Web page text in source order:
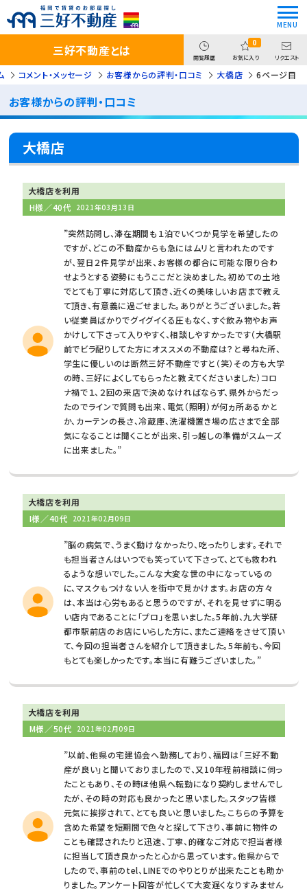
三好不動産とは 閲覧履歴
0
お気に入り リクエスト
コメント・メッセージ お客様からの評判・口コミ 大橋店 6ページ目
お客様からの評判・口コミ
大橋店
大橋店を利用
H様／40代 2021年03月13日
”突然訪問し、滞在期間も１泊でいくつか見学を希望したの
ですが、どこの不動産からも急にはムリと言われたのです
が、翌日２件見学が出来、お客様の都合に可能な限り合わ
せようとする姿勢にもうここだと決めました。初めての土地
でとても丁寧に対応して頂き、近くの美味しいお店まで教え
て頂き、有意義に過ごせました。ありがとうございました。若
い従業員ばかりでグイグイくる圧もなく、すぐ飲み物やお声
かけして下さって入りやすく、相談しやすかったです（大橋駅
前でビラ配りしてた方にオススメの不動産は？と尋ねた所、
学生に優しいのは断然三好不動産ですと（笑）その方も大学
の時、三好によくしてもらったと教えてくださいました）コロ
ナ禍で１、２回の来店で決めなければならず、県外からだっ
たのでラインで質問も出来、電気（照明）が何ヵ所あるかと
か、カーテンの長さ、冷蔵庫、洗濯機置き場の広さまで全部
気になることは聞くことが出来、引っ越しの準備がスムーズ
に出来ました。”
大橋店を利用
I様／40代 2021年02月09日
”脳の病気で、うまく動けなかったり、吃ったりします。それで
も担当者さんはいつでも笑っていて下さって、とても救われ
るような想いでした。こんな大変な世の中になっているの
に、マスクもつけない人を街中で見かけます。お店の方々
は、本当は心労もあると思うのですが、それを見せずに明る
い店内であることに「プロ」を思いました。5年前、九大学研
都市駅前店のお店にいらした方に、またご連絡をさせて頂い
て、今回の担当者さんを紹介して頂きました。5年前も、今回
もとても楽しかったです。本当に有難うございました。”
大橋店を利用
M様／50代 2021年02月09日
”以前、他県の宅建協会へ勤務しており、福岡は「三好不動
産が良い」と聞いておりましたので、又10年程前相談に伺っ
たこともあり、その時ほ他県へ転勤になり契約しませんでし
たが、その時の対応も良かったと思いました。スタッフ皆様
元気に挨拶されて、とても良いと思いました。こちらの予算を
含めた希望を短期間で色々と探して下さり、事前に物件の
ことも確認されたりと迅速、丁寧、的確なご対応で担当者様
に担当して頂き良かったと心から思っています。他県からで
したので、事前のtel、LINEでのやりとりが出来たことも助か
りました。アンケート回答が忙しくて大変遅くなりすみません